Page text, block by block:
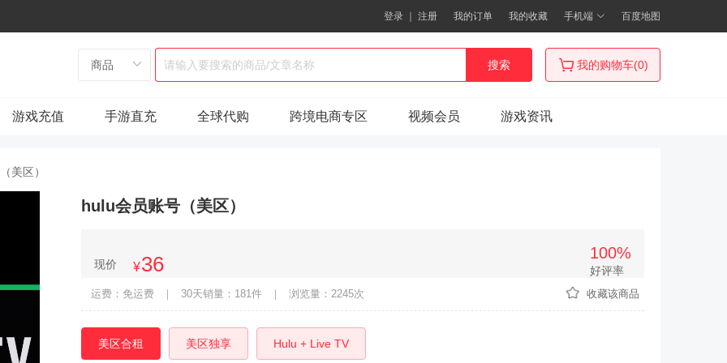
登录 ｜ 注册 我的订单 我的收藏 手机端 百度地图
搜索 我的购物车(0)
游戏充值 手游直充 全球代购 跨境电商专区 视频会员 游戏资讯
美区）
hulu会员账号（美区）
现价 ¥36 100%
好评率
运费：免运费 30天销量：181件 浏览量：2245次 收藏该商品
美区合租 美区独享 Hulu + Live TV